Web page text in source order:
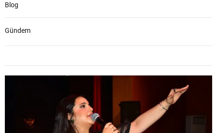
Blog
Gündem